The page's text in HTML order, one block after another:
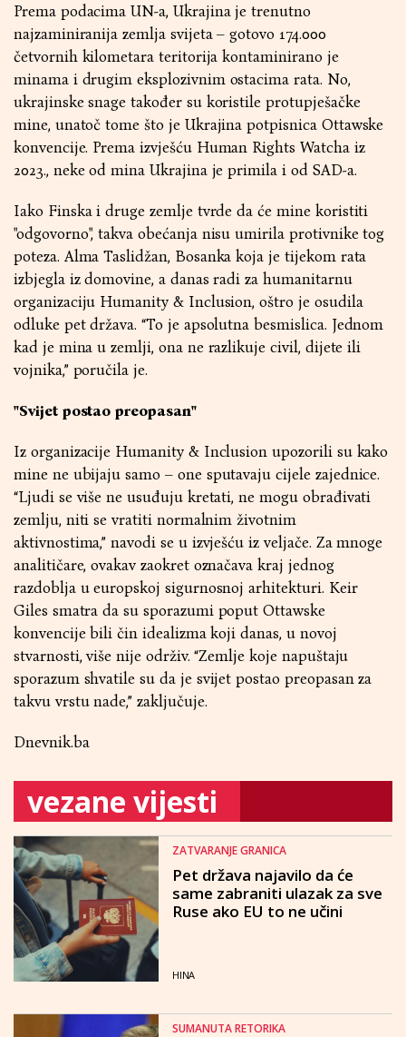
Prema podacima UN-a, Ukrajina je trenutno
najzaminiranija zemlja svijeta – gotovo 174.000
četvornih kilometara teritorija kontaminirano je
minama i drugim eksplozivnim ostacima rata. No,
ukrajinske snage također su koristile protupješačke
mine, unatoč tome što je Ukrajina potpisnica Ottawske
konvencije. Prema izvješću Human Rights Watcha iz
2023., neke od mina Ukrajina je primila i od SAD-a.
Iako Finska i druge zemlje tvrde da će mine koristiti
"odgovorno", takva obećanja nisu umirila protivnike tog
poteza. Alma Taslidžan, Bosanka koja je tijekom rata
izbjegla iz domovine, a danas radi za humanitarnu
organizaciju Humanity & Inclusion, oštro je osudila
odluke pet država. “To je apsolutna besmislica. Jednom
kad je mina u zemlji, ona ne razlikuje civil, dijete ili
vojnika,” poručila je.
"Svijet postao preopasan"
Iz organizacije Humanity & Inclusion upozorili su kako
mine ne ubijaju samo – one sputavaju cijele zajednice.
“Ljudi se više ne usuđuju kretati, ne mogu obrađivati
zemlju, niti se vratiti normalnim životnim
aktivnostima,” navodi se u izvješću iz veljače. Za mnoge
analitičare, ovakav zaokret označava kraj jednog
razdoblja u europskoj sigurnosnoj arhitekturi. Keir
Giles smatra da su sporazumi poput Ottawske
konvencije bili čin idealizma koji danas, u novoj
stvarnosti, više nije održiv. “Zemlje koje napuštaju
sporazum shvatile su da je svijet postao preopasan za
takvu vrstu nade,” zaključuje.
Dnevnik.ba
vezane vijesti
ZATVARANJE GRANICA
Pet država najavilo da će
same zabraniti ulazak za sve
Ruse ako EU to ne učini
HINA
SUMANUTA RETORIKA